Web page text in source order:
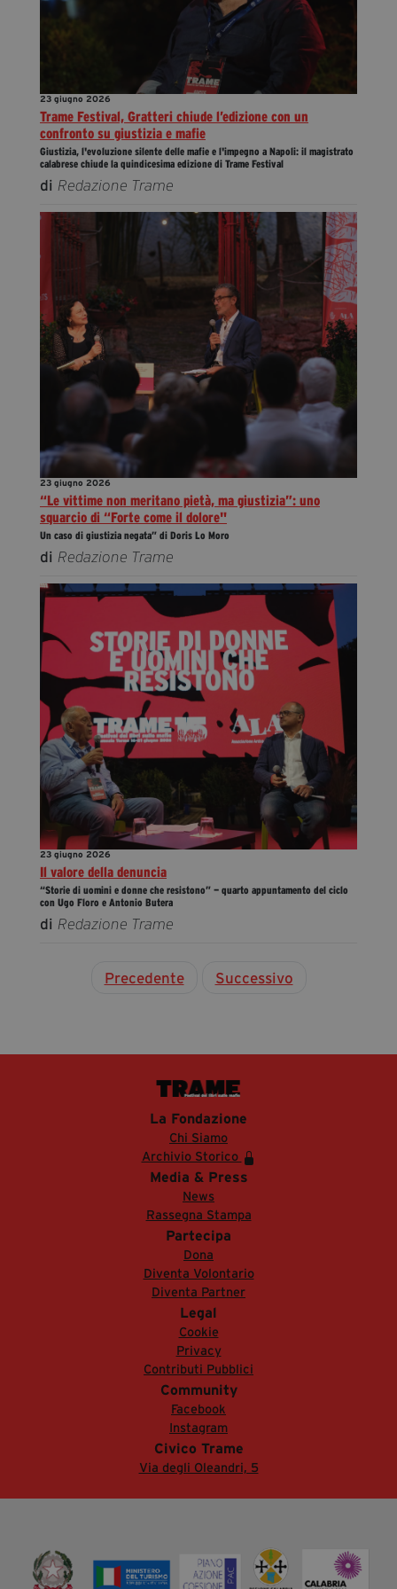
23 giugno 2026
Trame Festival, Gratteri chiude l’edizione con un
confronto su giustizia e mafie
Giustizia, l'evoluzione silente delle mafie e l'impegno a Napoli: il magistrato
calabrese chiude la quindicesima edizione di Trame Festival
di Redazione Trame
23 giugno 2026
“Le vittime non meritano pietà, ma giustizia”: uno
squarcio di “Forte come il dolore"
Un caso di giustizia negata” di Doris Lo Moro
di Redazione Trame
23 giugno 2026
Il valore della denuncia
“Storie di uomini e donne che resistono” — quarto appuntamento del ciclo
con Ugo Floro e Antonio Butera
di Redazione Trame
Precedente Successivo
La Fondazione
Chi Siamo
Archivio Storico
Media & Press
News
Rassegna Stampa
Partecipa
Dona
Diventa Volontario
Diventa Partner
Legal
Cookie
Privacy
Contributi Pubblici
Community
Facebook
Instagram
Civico Trame
Via degli Oleandri, 5